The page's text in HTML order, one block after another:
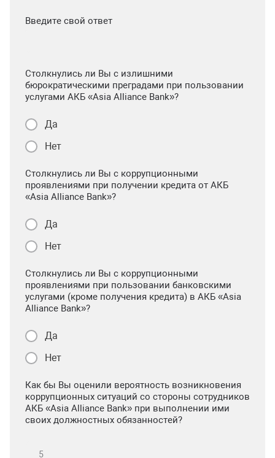
Введите свой ответ
Столкнулись ли Вы с излишними
бюрократическими преградами при пользовании
услугами АКБ «Asia Alliance Bank»?
Да
Нет
Столкнулись ли Вы с коррупционными
проявлениями при получении кредита от АКБ
«Asia Alliance Bank»?
Да
Нет
Столкнулись ли Вы с коррупционными
проявлениями при пользовании банковскими
услугами (кроме получения кредита) в АКБ «Asia
Alliance Bank»?
Да
Нет
Как бы Вы оценили вероятность возникновения
коррупционных ситуаций со стороны сотрудников
АКБ «Asia Alliance Bank» при выполнении ими
своих должностных обязанностей?